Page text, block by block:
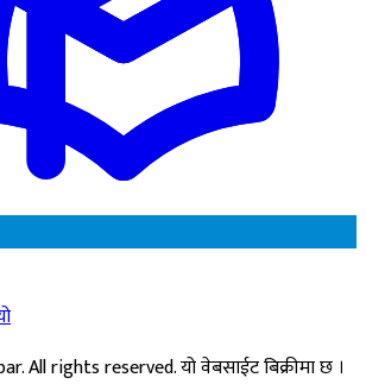
All rights reserved. यो वेबसाईट बिक्रीमा छ ।